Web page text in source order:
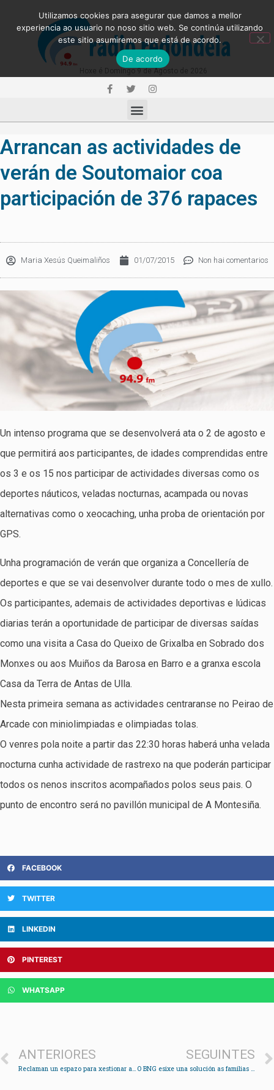
Arrancan as actividades de
verán de Soutomaior coa
participación de 376 rapaces
Maria Xesús Queimaliños 01/07/2015 Non hai comentarios
Un intenso programa que se desenvolverá ata o 2 de agosto e
que permitirá aos participantes, de idades comprendidas entre
os 3 e os 15 nos participar de actividades diversas como os
deportes náuticos, veladas nocturnas, acampada ou novas
alternativas como o xeocaching, unha proba de orientación por
GPS.
Unha programación de verán que organiza a Concellería de
deportes e que se vai desenvolver durante todo o mes de xullo.
Os participantes, ademais de actividades deportivas e lúdicas
diarias terán a oportunidade de participar de diversas saídas
como una visita a Casa do Queixo de Grixalba en Sobrado dos
Monxes ou aos Muiños da Barosa en Barro e a granxa escola
Casa da Terra de Antas de Ulla.
Nesta primeira semana as actividades centraranse no Peirao de
Arcade con miniolimpiadas e olimpiadas tolas.
O venres pola noite a partir das 22:30 horas haberá unha velada
nocturna cunha actividade de rastrexo na que poderán participar
todos os nenos inscritos acompañados polos seus pais. O
punto de encontro será no pavillón municipal de A Montesiña.
FACEBOOK
TWITTER
LINKEDIN
PINTEREST
WHATSAPP
ANTERIORES
Reclaman un espazo para xestionar a acollida e adopción de cans e gatos abandonados
SEGUINTES
O BNG esixe una solución as familias que quedaron sen praza nas ludotecas do verán
Utilizamos cookies para asegurar que damos a mellor
experiencia ao usuario no noso sitio web. Se continúa utilizando
este sitio asumiremos que está de acordo.
De acordo